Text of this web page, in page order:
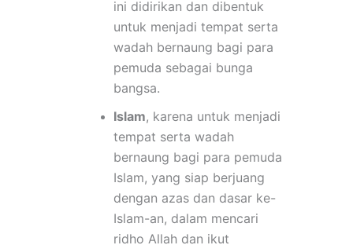
ini didirikan dan dibentuk
untuk menjadi tempat serta
wadah bernaung bagi para
pemuda sebagai bunga
bangsa.
Islam, karena untuk menjadi
tempat serta wadah
bernaung bagi para pemuda
Islam, yang siap berjuang
dengan azas dan dasar ke-
Islam-an, dalam mencari
ridho Allah dan ikut